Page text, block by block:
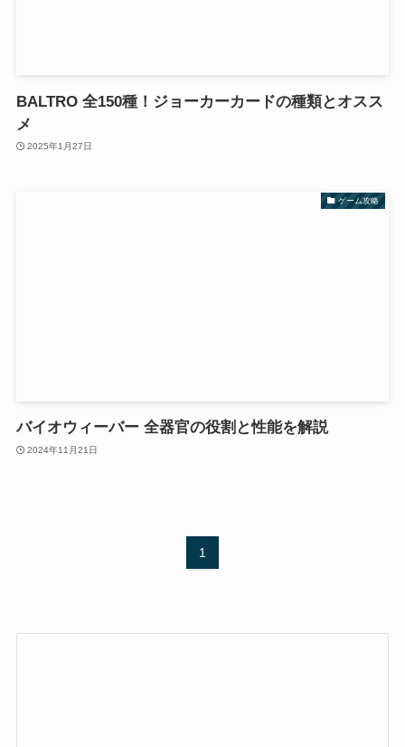
BALTRO 全150種！ジョーカーカードの種類とオスス
メ
2025年1月27日
ゲーム攻略
バイオウィーバー 全器官の役割と性能を解説
2024年11月21日
1